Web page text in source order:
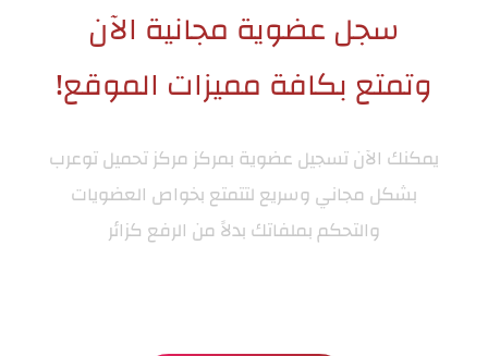
سجل عضوية مجانية الآن
وتمتع بكافة مميزات الموقع!
يمكنك الآن تسجيل عضوية بمركزمركز تحميل توعرب
بشكل مجاني وسريع لتتمتع بخواص العضويات
والتحكم بملفاتك بدلاً من الرفع كزائر